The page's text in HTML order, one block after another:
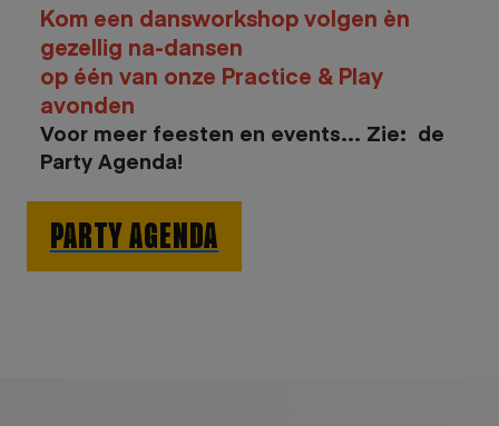
Kom een dansworkshop volgen èn
gezellig na-dansen
op één van onze Practice & Play
avonden
Voor meer feesten en events... Zie: de
Party Agenda!
PARTY AGENDA